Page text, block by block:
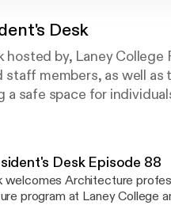
Desk
hosted by, Laney
members, as well
safe space for
Desk Episode 88
welcomes Architecture
program at Laney College